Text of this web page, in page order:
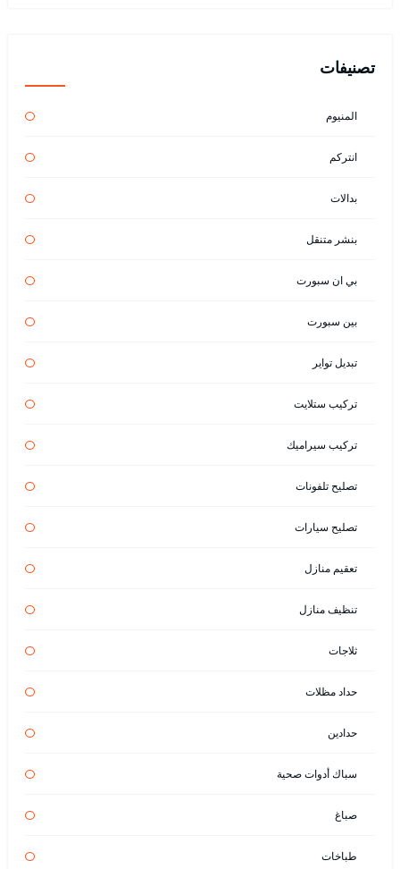
تصنيفات
المنيوم
انتركم
بدالات
بنشر متنقل
بي ان سبورت
بين سبورت
تبديل تواير
تركيب ستلايت
تركيب سيراميك
تصليح تلفونات
تصليح سيارات
تعقيم منازل
تنظيف منازل
ثلاجات
حداد مظلات
حدادين
سباك أدوات صحية
صباغ
طباخات